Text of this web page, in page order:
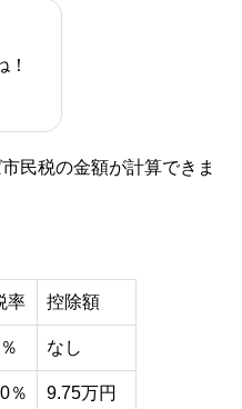
！
民税の金額が計算できま
率 控除額
なし
％ 9.75万円